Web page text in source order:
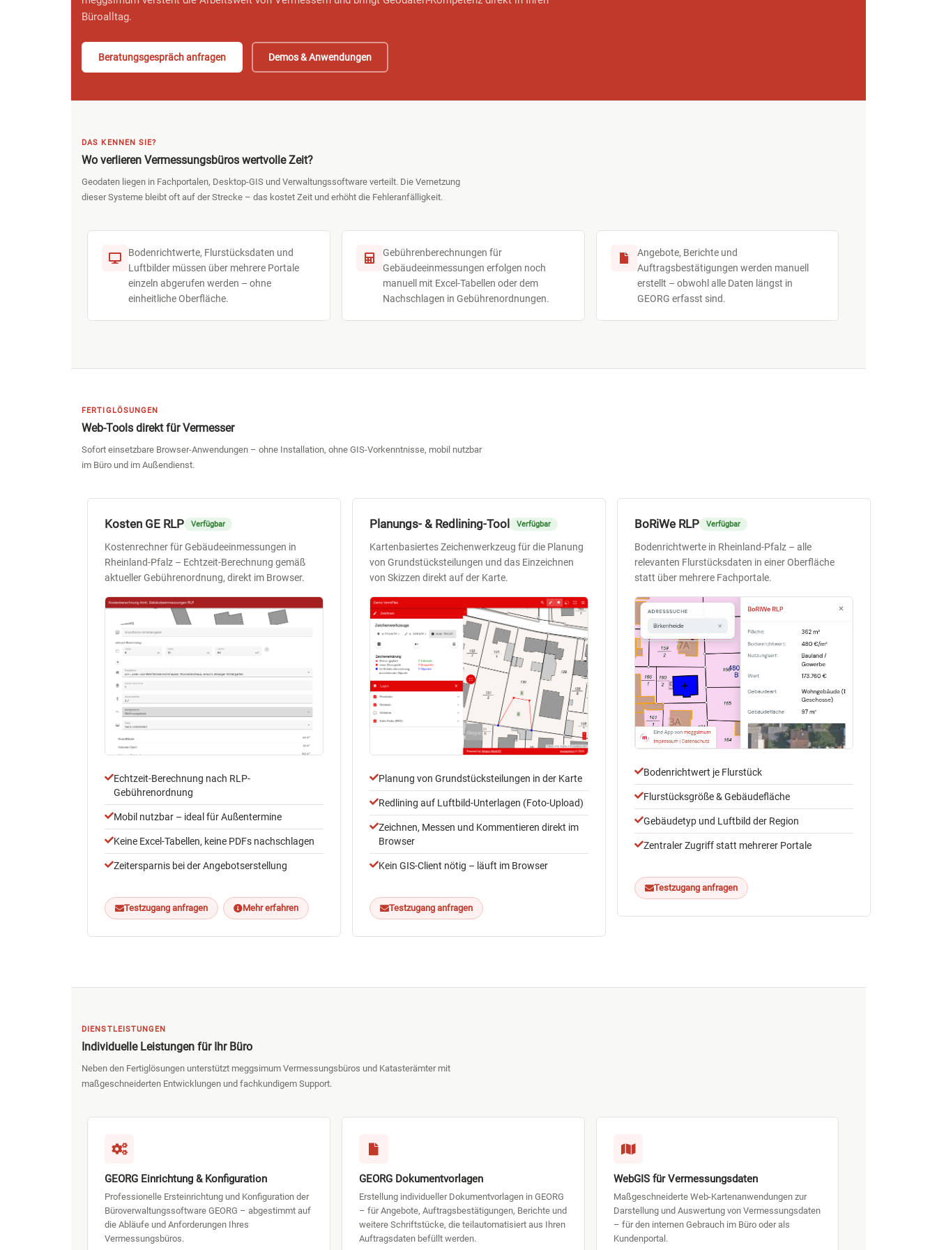
Büroalltag.
Beratungsgespräch anfragen Demos & Anwendungen
DAS KENNEN SIE?
Wo verlieren Vermessungsbüros wertvolle Zeit?
Geodaten liegen in Fachportalen, Desktop-GIS und Verwaltungssoftware verteilt. Die Vernetzung
dieser Systeme bleibt oft auf der Strecke – das kostet Zeit und erhöht die Fehleranfälligkeit.
Bodenrichtwerte, Flurstücksdaten und
Luftbilder müssen über mehrere Portale
einzeln abgerufen werden – ohne
einheitliche Oberfläche.
Gebührenberechnungen für
Gebäudeeinmessungen erfolgen noch
manuell mit Excel-Tabellen oder dem
Nachschlagen in Gebührenordnungen.
Angebote, Berichte und
Auftragsbestätigungen werden manuell
erstellt – obwohl alle Daten längst in
GEORG erfasst sind.
FERTIGLÖSUNGEN
Web-Tools direkt für Vermesser
Sofort einsetzbare Browser-Anwendungen – ohne Installation, ohne GIS-Vorkenntnisse, mobil nutzbar
im Büro und im Außendienst.
Kosten GE RLP Verfügbar
Kostenrechner für Gebäudeeinmessungen in
Rheinland-Pfalz – Echtzeit-Berechnung gemäß
aktueller Gebührenordnung, direkt im Browser.
Echtzeit-Berechnung nach RLP-
Gebührenordnung
Mobil nutzbar – ideal für Außentermine
Keine Excel-Tabellen, keine PDFs nachschlagen
Zeitersparnis bei der Angebotserstellung
Testzugang anfragen Mehr erfahren
Planungs- & Redlining-Tool Verfügbar
Kartenbasiertes Zeichenwerkzeug für die Planung
von Grundstücksteilungen und das Einzeichnen
von Skizzen direkt auf der Karte.
Planung von Grundstücksteilungen in der Karte
Redlining auf Luftbild-Unterlagen (Foto-Upload)
Zeichnen, Messen und Kommentieren direkt im
Browser
Kein GIS-Client nötig – läuft im Browser
Testzugang anfragen
BoRiWe RLP Verfügbar
Bodenrichtwerte in Rheinland-Pfalz – alle
relevanten Flurstücksdaten in einer Oberfläche
statt über mehrere Fachportale.
Bodenrichtwert je Flurstück
Flurstücksgröße & Gebäudefläche
Gebäudetyp und Luftbild der Region
Zentraler Zugriff statt mehrerer Portale
Testzugang anfragen
DIENSTLEISTUNGEN
Individuelle Leistungen für Ihr Büro
Neben den Fertiglösungen unterstützt meggsimum Vermessungsbüros und Katasterämter mit
maßgeschneiderten Entwicklungen und fachkundigem Support.
GEORG Einrichtung & Konfiguration
Professionelle Ersteinrichtung und Konfiguration der
Büroverwaltungssoftware GEORG – abgestimmt auf
die Abläufe und Anforderungen Ihres
Vermessungsbüros.
GEORG Dokumentvorlagen
Erstellung individueller Dokumentvorlagen in GEORG
– für Angebote, Auftragsbestätigungen, Berichte und
weitere Schriftstücke, die teilautomatisiert aus Ihren
Auftragsdaten befüllt werden.
WebGIS für Vermessungsdaten
Maßgeschneiderte Web-Kartenanwendungen zur
Darstellung und Auswertung von Vermessungsdaten
– für den internen Gebrauch im Büro oder als
Kundenportal.